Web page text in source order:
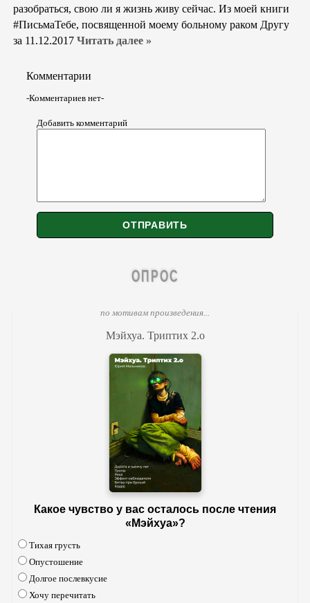
разобраться, свою ли я жизнь живу сейчас. Из моей книги
#ПисьмаТебе, посвященной моему больному раком Другу
за 11.12.2017 Читать далее »
Комментарии
-Комментариев нет-
Добавить комментарий
ОПРОС
по мотивам произведения...
Мэйхуа. Триптих 2.o
Какое чувство у вас осталось после чтения
«Мэйхуа»?
Тихая грусть
Опустошение
Долгое послевкусие
Хочу перечитать